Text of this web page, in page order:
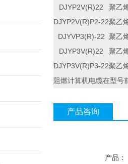
DJYP2V(R)22 聚乙
DJYP2V(R)P2-22聚乙
DJYVP3(R)-22 聚乙
DJYP3V(R)22 聚乙
DJYP3V(R)P3-22聚乙
阻燃计算机电缆在型号
产品咨询
产品：